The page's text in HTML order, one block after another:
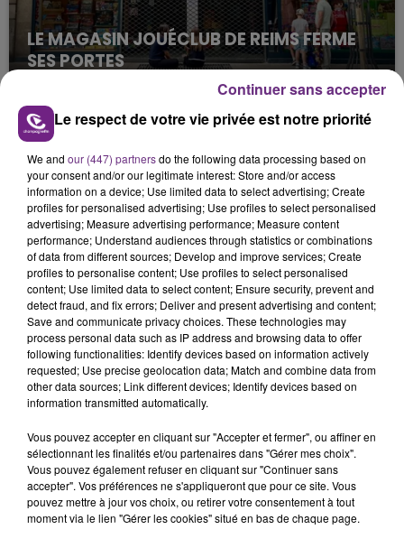
LE MAGASIN JOUÉCLUB DE REIMS FERME
SES PORTES
C'était l'une des institutions du centre-ville
rémois. Le magasin JouéClub est contraint de
fermer ses portes.
TITRES DIFFUSÉS
13h46
13h46
JOSEF SALVAT
Open Season (une Autre
Saison)
13h42
13h42
MYLES SMITH & NIALL HORAN
Drive Safe
13h38
13h38 13h34
13h34
Le respect de votre vie privée est notre priorité
We and our (447) partnersdo the following data processing based on
your consent and/or our legitimate interest: Store and/or access
information on a device; Use limited data to select advertising; Create
profiles for personalised advertising; Use profiles to select personalised
advertising; Measure advertising performance; Measure content
performance; Understand audiences through statistics or combinations
of data from different sources; Develop and improve services; Create
profiles to personalise content; Use profiles to select personalised
content; Use limited data to select content; Ensure security, prevent and
detect fraud, and fix errors; Deliver and present advertising and content;
Save and communicate privacy choices. These technologies may
process personal data such as IP address and browsing data to offer
following functionalities: Identify devices based on information actively
requested; Use precise geolocation data; Match and combine data from
other data sources; Link different devices; Identify devices based on
information transmitted automatically.
Vous pouvez accepter en cliquant sur "Accepter et fermer", ou affiner en
sélectionnant les finalités et/ou partenaires dans "Gérer mes choix".
Vous pouvez également refuser en cliquant sur "Continuer sans
accepter". Vos préférences ne s'appliqueront que pour ce site. Vous
pouvez mettre à jour vos choix, ou retirer votre consentement à tout
moment via le lien "Gérer les cookies" situé en bas de chaque page.
Continuer sans accepter